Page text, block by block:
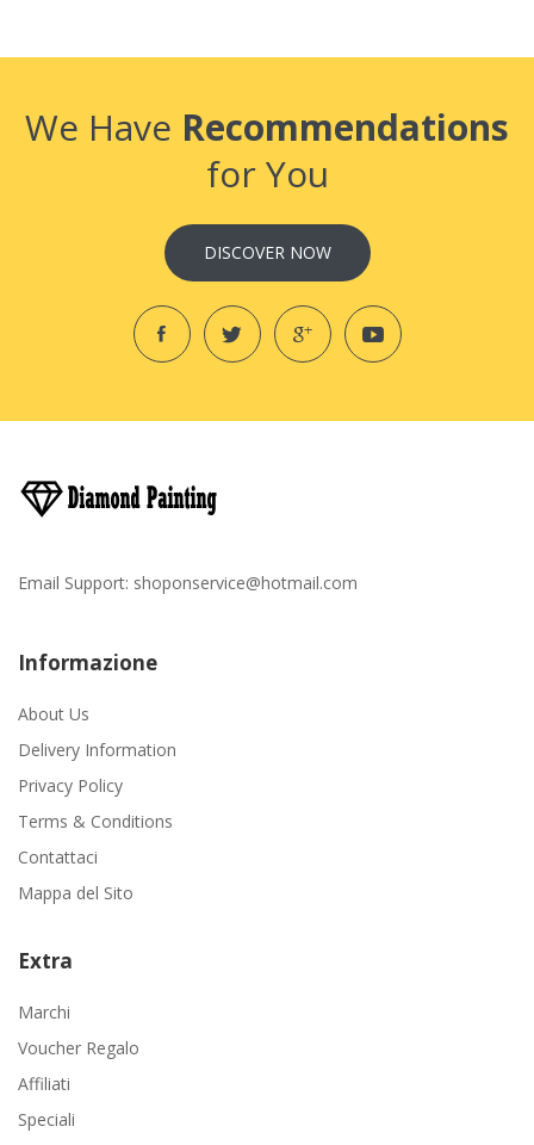
We Have Recommendations
for You
DISCOVER NOW
Email Support: shoponservice@hotmail.com
Informazione
About Us
Delivery Information
Privacy Policy
Terms & Conditions
Contattaci
Mappa del Sito
Extra
Marchi
Voucher Regalo
Affiliati
Speciali